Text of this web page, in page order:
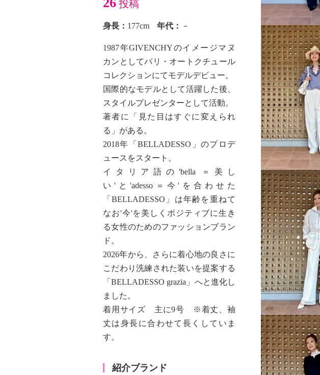
投稿
身長： 177cm 年代： －
1987年GIVENCHYのイメージマヌ
カンとしてパリ・オートクチュール
コレクションにてモデルデビュー。
国際的なモデルとして活躍した後、
スタイルプレゼンターとして活動。
著者に「見た目はすぐに変えられ
る」がある。
2018年「BELLADESSO」のプロデ
ュースをスタート。
イタリア語の'bella ＝美し
い'と'adesso＝今'を合わせた
「BELLADESSO」は年齢を重ねて
なお'今'を美しくポジティブに生き
る女性のためのファッションブラン
ド。
2026年から、さらに着心地の良さに
こだわり洗練された装いを提案する
「BELLADESSO grazia」へと進化し
ました。
着用サイズ 主に9号 ※着丈、袖
丈は身長に合わせて長くしていま
す。
紹介ブランド